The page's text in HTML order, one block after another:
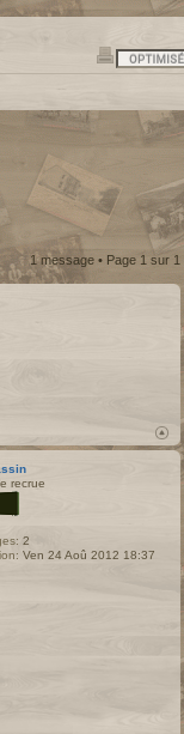
1 message • Page 1 sur 1
recrue
2
Ven 24 Aoû 2012 18:37